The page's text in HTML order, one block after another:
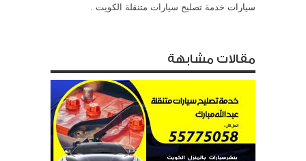
سيارات خدمة تصليح سيارات متنقلة الكويت
مقالات مشابهة